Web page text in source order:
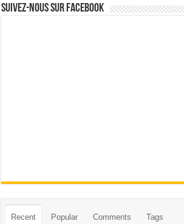
Suivez-nous sur facebook
Recent Popular Comments Tags